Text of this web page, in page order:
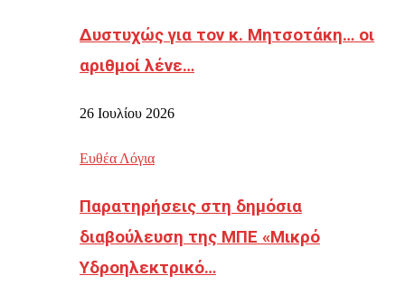
Δυστυχώς για τον κ. Μητσοτάκη… οι
αριθμοί λένε…
26 Ιουλίου 2026
Ευθέα Λόγια
Παρατηρήσεις στη δημόσια
διαβούλευση της ΜΠΕ «Μικρό
Υδροηλεκτρικό…